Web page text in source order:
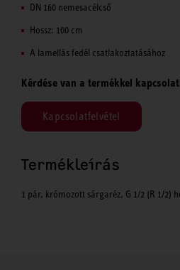
DN 160 nemesacélcső
Hossz: 100 cm
A lamellás fedél csatlakoztatásához
Kérdése van a termékkel
Kapcsolatfelvétel
Termékleírás
1 pár, krómozott sárgaréz, G 1/2 (R 1/2)